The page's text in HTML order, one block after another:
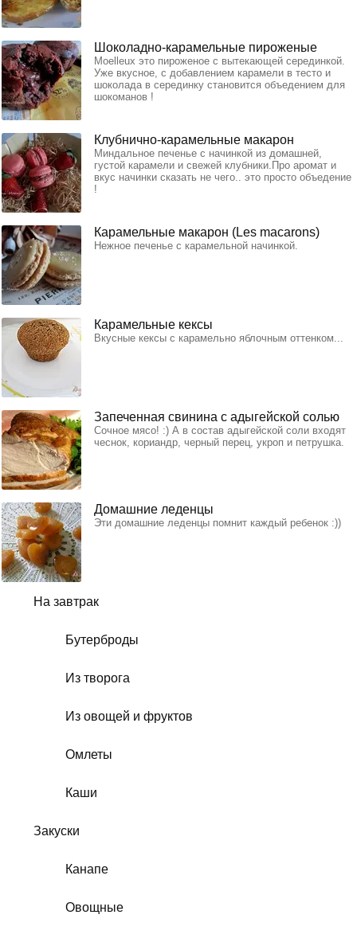
На завтрак
Бутерброды
Из творога
Из овощей и фруктов
Омлеты
Каши
Закуски
Канапе
Овощные
Шоколадно-карамельные пироженые
Moelleux это пироженое с вытекающей серединкой.
Уже вкусное, с добавлением карамели в тесто и
шоколада в серединку становится объедением для
шокоманов !
Клубнично-карамельные макарон
Миндальное печенье с начинкой из домашней,
густой карамели и свежей клубники.Про аромат и
вкус начинки сказать не чего.. это просто объедение
!
Карамельные макарон (Les macarons)
Нежное печенье с карамельной начинкой.
Карамельные кексы
Вкусные кексы с карамельно яблочным оттенком...
Запеченная свинина с адыгейской солью
Сочное мясо! :) А в состав адыгейской соли входят
чеснок, кориандр, черный перец, укроп и петрушка.
Домашние леденцы
Эти домашние леденцы помнит каждый ребенок :))